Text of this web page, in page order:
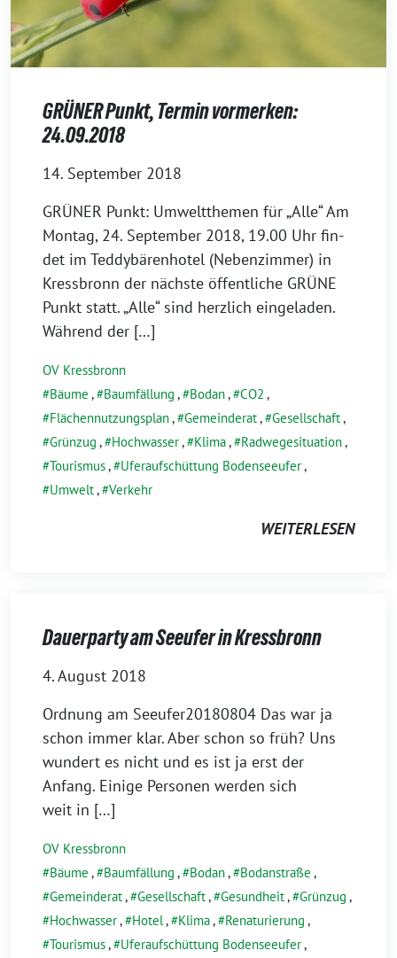
GRÜNER Punkt, Termin vormerken:
24.09.2018
14. September 2018
GRÜNER Punkt: Umweltthemen für „Alle“ Am
Montag, 24. September 2018, 19.00 Uhr fin­
det im Teddybärenhotel (Nebenzimmer) in
Kressbronn der nächs­te öffent­li­che GRÜNE
Punkt statt. „Alle“ sind herz­lich ein­ge­la­den.
Während der […]
OV Kressbronn
Bäume , Baumfällung , Bodan, CO2 ,
Flächennutzungsplan, Gemeinderat, Gesellschaft,
Grünzug , Hochwasser, Klima, Radwegesituation,
Tourismus, Uferaufschüttung Bodenseeufer,
Umwelt, Verkehr
WEITERLESEN
Dauerparty am Seeufer in Kressbronn
4. August 2018
Ordnung am Seeufer20180804 Das war ja
schon immer klar. Aber schon so früh? Uns
wun­dert es nicht und es ist ja erst der
Anfang. Einige Personen wer­den sich
weit in […]
OV Kressbronn
Bäume , Baumfällung , Bodan, Bodanstraße ,
Gemeinderat, Gesellschaft, Gesundheit, Grünzug ,
Hochwasser, Hotel , Klima, Renaturierung ,
Tourismus, Uferaufschüttung Bodenseeufer,